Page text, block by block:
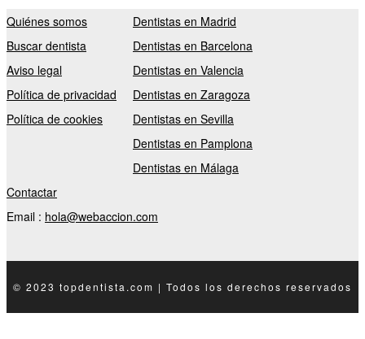
Quiénes somos
Buscar dentista
Aviso legal
Política de privacidad
Política de cookies
Dentistas en Madrid
Dentistas en Barcelona
Dentistas en Valencia
Dentistas en Zaragoza
Dentistas en Sevilla
Dentistas en Pamplona
Dentistas en Málaga
Contactar
Email : hola@webaccion.com
© 2023 topdentista.com | Todos los derechos reservados